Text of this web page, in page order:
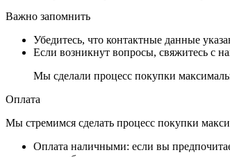
Важно запомнить
Убедитесь, что контактные данные
Если возникнут вопросы, свяжитесь с
Мы сделали процесс покупки
Оплата
Мы стремимся сделать процесс покупки
Оплата наличными: если вы